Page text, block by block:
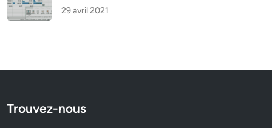
29 avril 2021
Trouvez-nous